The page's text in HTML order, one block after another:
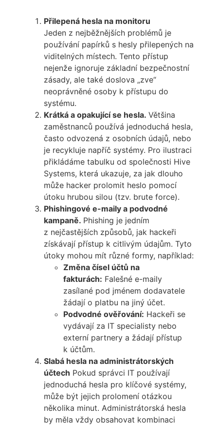
Přilepená hesla na monitoru
Jeden z nejběžnějších problémů je
používání papírků s hesly přilepených na
viditelných místech. Tento přístup
nejenže ignoruje základní bezpečnostní
zásady, ale také doslova „zve“
neoprávněné osoby k přístupu do
systému.
Krátká a opakující se hesla. Většina
zaměstnanců používá jednoduchá hesla,
často odvozená z osobních údajů, nebo
je recykluje napříč systémy. Pro ilustraci
přikládáme tabulku od společnosti Hive
Systems, která ukazuje, za jak dlouho
může hacker prolomit heslo pomocí
útoku hrubou silou (tzv. brute force).
Phishingové e-maily a podvodné
kampaně. Phishing je jedním
z nejčastějších způsobů, jak hackeři
získávají přístup k citlivým údajům. Tyto
útoky mohou mít různé formy, například:
Změna čísel účtů na
fakturách: Falešné e-maily
zasílané pod jménem dodavatele
žádají o platbu na jiný účet.
Podvodné ověřování: Hackeři se
vydávají za IT specialisty nebo
externí partnery a žádají přístup
k účtům.
Slabá hesla na administrátorských
účtech Pokud správci IT používají
jednoduchá hesla pro klíčové systémy,
může být jejich prolomení otázkou
několika minut. Administrátorská hesla
by měla vždy obsahovat kombinaci